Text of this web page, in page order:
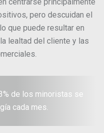
pero descuidan el
que puede resultar en
lealtad del cliente y las
de los minoristas se
cada mes.